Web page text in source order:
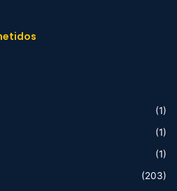
(1)
(1)
(1)
(203)